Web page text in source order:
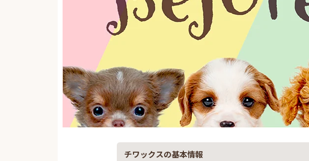
チワックスの基本情報